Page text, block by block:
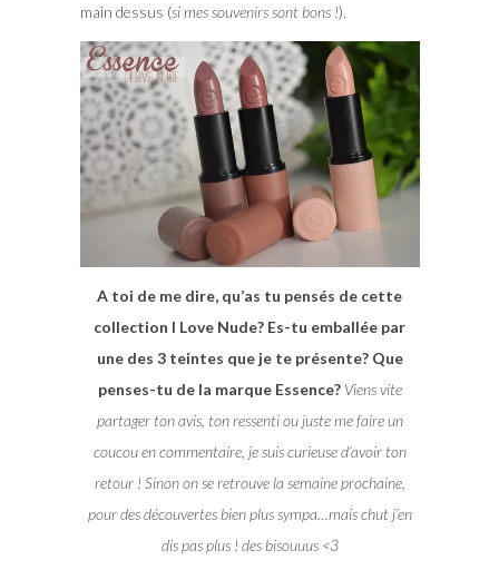
main dessus (si mes souvenirs sont bons !).
A toi de me dire, qu’as tu pensés de cette
collection I Love Nude? Es-tu emballée par
une des 3 teintes que je te présente? Que
penses-tu de la marque Essence? Viens vite
partager ton avis, ton ressenti ou juste me faire un
coucou en commentaire, je suis curieuse d’avoir ton
retour ! Sinon on se retrouve la semaine prochaine,
pour des découvertes bien plus sympa…mais chut j’en
dis pas plus ! des bisouuus <3